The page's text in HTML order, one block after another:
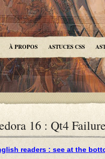
À PROPOS ASTUCES CSS
16 : Qt4
readers : see at the